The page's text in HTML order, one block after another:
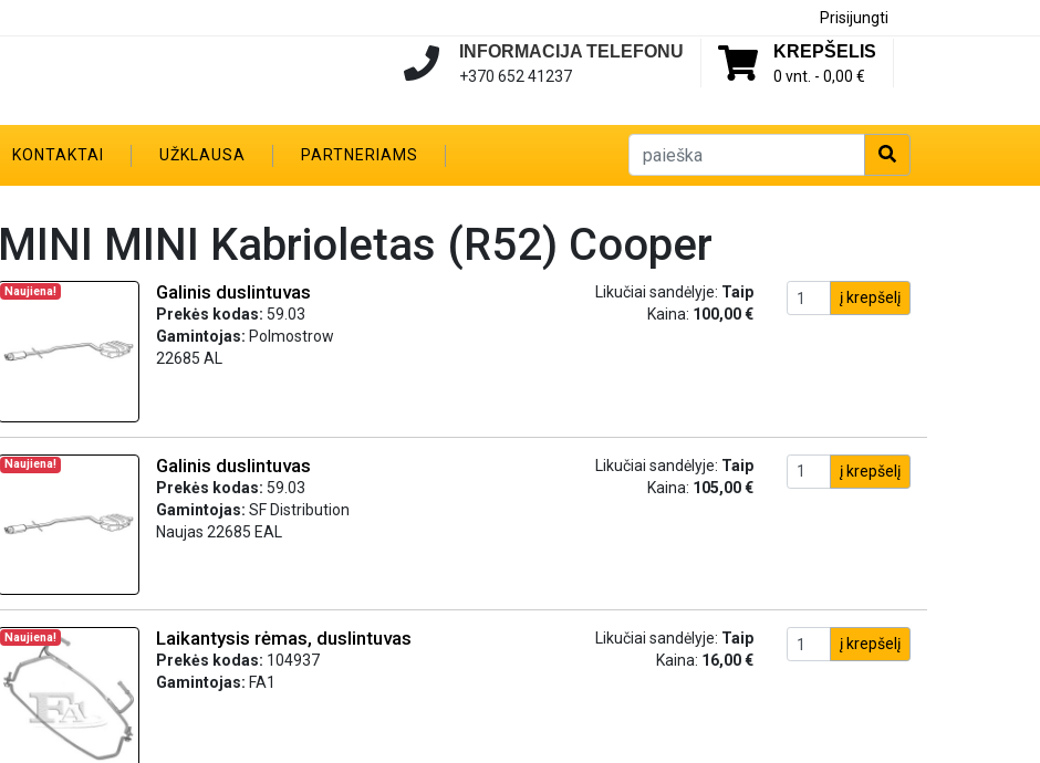
Prisijungti
KREPŠELIS
0 vnt. - 0,00 €
INFORMACIJA TELEFONU
+370 652 41237
KONTAKTAI UŽKLAUSA PARTNERIAMS
MINI MINI Kabrioletas (R52) Cooper
Naujiena! Galinis duslintuvas
Prekės kodas: 59.03
Gamintojas: Polmostrow
22685 AL
Likučiai sandėlyje: Taip
Kaina: 100,00 €
į krepšelį
Naujiena! Galinis duslintuvas
Prekės kodas: 59.03
Gamintojas: SF Distribution
Naujas 22685 EAL
Likučiai sandėlyje: Taip
Kaina: 105,00 €
į krepšelį
Naujiena! Laikantysis rėmas, duslintuvas
Prekės kodas: 104937
Gamintojas: FA1
Likučiai sandėlyje: Taip
Kaina: 16,00 €
į krepšelį